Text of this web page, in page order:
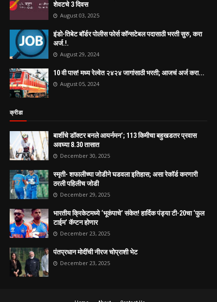
शेवटचे 3 दिवस
August 03, 2025
इंडो-तिबेट बॉर्डर पोलीस फोर्स कॉन्सटेबल पदासाठी भरती सुरु, करा
अर्ज.!.
August 29, 2024
10 वी पास! मध्य रेल्वेत २४२४ जागांसाठी भरती; आजचं अर्ज करा...
August 05, 2024
क्रीडा
बार्शीचे डॉक्टर बनले आयर्नमन’; 113 किमीचा बहुखडतर प्रवास
अवघ्या 8.30 तासात
December 30, 2025
स्मृती- शफालीच्या जोडीने घडवला इतिहास; असा रेकॉर्ड करणारी
ठरली पहिलीच जोडी
December 29, 2025
भारतीय क्रिकेटमध्ये ‘भूकंपाचे’ संकेत! हार्दिक पंड्या टी-20चा ‘फुल
टाईम’ कॅप्टन होणार
December 23, 2025
पंतप्रधान मोदींची नीरज चोप्राशी भेट
December 23, 2025